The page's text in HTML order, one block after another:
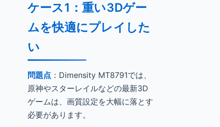
ケース1：重い3Dゲー
ムを快適にプレイした
い
問題点 ：Dimensity MT8791では、
原神やスターレイルなどの最新3D
ゲームは、画質設定を大幅に落とす
必要があります。